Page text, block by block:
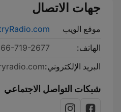
جهات الاتصال
موقع الويب
الهاتف:
719-2677
البريد الإلكتروني:
شبكات التواصل الاجتماعي